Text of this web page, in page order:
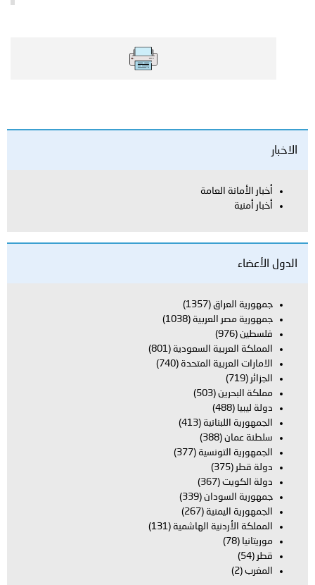
الاخبار
أخبار الأمانة العامة
أخبار أمنية
الدول الأعضاء
جمهورية العراق (1357)
جمهورية مصر العربية (1038)
فلسطين (976)
المملكة العربية السعودية (801)
الامارات العربية المتحدة (740)
الجزائر (719)
مملكة البحرين (503)
دولة ليبيا (488)
الجمهورية اللبنانية (413)
سلطنة عمان (388)
الجمهورية التونسية (377)
دولة قطر (375)
دولة الكويت (367)
جمهورية السودان (339)
الجمهورية اليمنية (267)
المملكة الأردنية الهاشمية (131)
موريتانيا (78)
قطر (54)
المغرب (2)